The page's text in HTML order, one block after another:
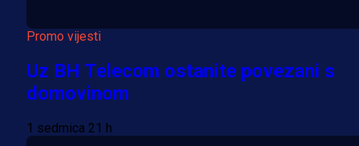
Promo vijesti
Uz BH Telecom ostanite povezani s
domovinom
1 sedmica 21 h